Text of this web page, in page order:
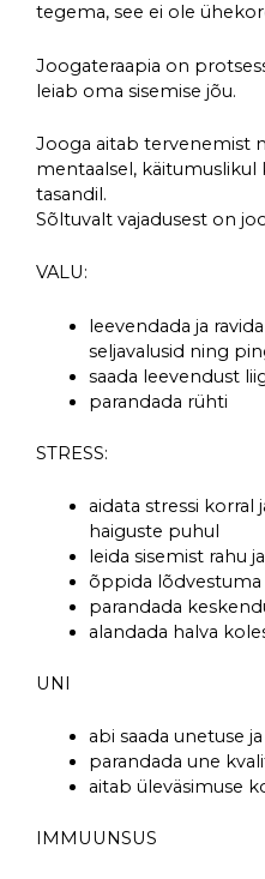
tegema, see ei ole
Joogateraapia on
leiab oma sisemise jõu.
Jooga aitab tervenemist
mentaalsel, käitumuslikul
tasandil.
Sõltuvalt vajadusest on
VALU:
leevendada ja
seljavalusid ning
saada leevendust
parandada rühti
STRESS:
aidata stressi korral
haiguste puhul
leida sisemist rahu
õppida lõdvestuma
parandada
alandada halva
UNI
abi saada unetuse
parandada une
aitab üleväsimuse
IMMUUNSUS